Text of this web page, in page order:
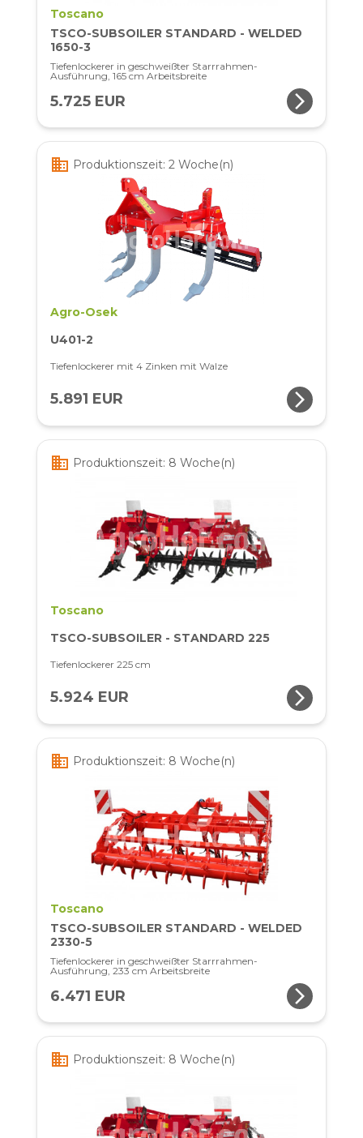
Toscano
TSCO-SUBSOILER STANDARD - WELDED
1650-3
Tiefenlockerer in geschweißter Starrrahmen-
Ausführung, 165 cm Arbeitsbreite
5.725 EUR arrow_forward_ios
business Produktionszeit: 2 Woche(n)
Agro-Osek
U401-2
Tiefenlockerer mit 4 Zinken mit Walze
5.891 EUR arrow_forward_ios
business Produktionszeit: 8 Woche(n)
Toscano
TSCO-SUBSOILER - STANDARD 225
Tiefenlockerer 225 cm
5.924 EUR arrow_forward_ios
business Produktionszeit: 8 Woche(n)
Toscano
TSCO-SUBSOILER STANDARD - WELDED
2330-5
Tiefenlockerer in geschweißter Starrrahmen-
Ausführung, 233 cm Arbeitsbreite
6.471 EUR arrow_forward_ios
business Produktionszeit: 8 Woche(n)